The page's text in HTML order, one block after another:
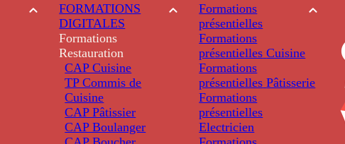
FORMATIONS
DIGITALES
Formations
Restauration
CAP Cuisine
TP Commis de
Cuisine
CAP Pâtissier
CAP Boulanger
Formations
présentielles
Formations
présentielles Cuisine
Formations
présentielles Pâtisserie
Formations
présentielles
Electricien